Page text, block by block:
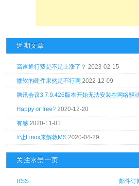
近期文章
高速通行费是不是上涨了？ 2023-02-15
微软的硬件果然是不行啊 2022-12-09
腾讯会议3.7.9.426版本开始无法安装在网络驱
Happy or free? 2020-12-20
有感 2020-11-01
#让Linux来解救MS 2020-04-29
关注水景一页
RSS 邮件订